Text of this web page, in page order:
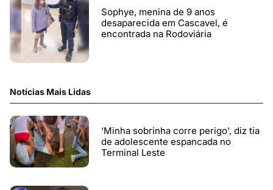
Sophye, menina de 9 anos
desaparecida em Cascavel, é
encontrada na Rodoviária
Notícias Mais Lidas
‘Minha sobrinha corre perigo', diz tia
de adolescente espancada no
Terminal Leste